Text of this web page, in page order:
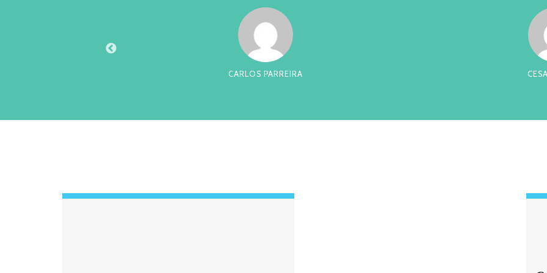
CARLOS PARREIRA